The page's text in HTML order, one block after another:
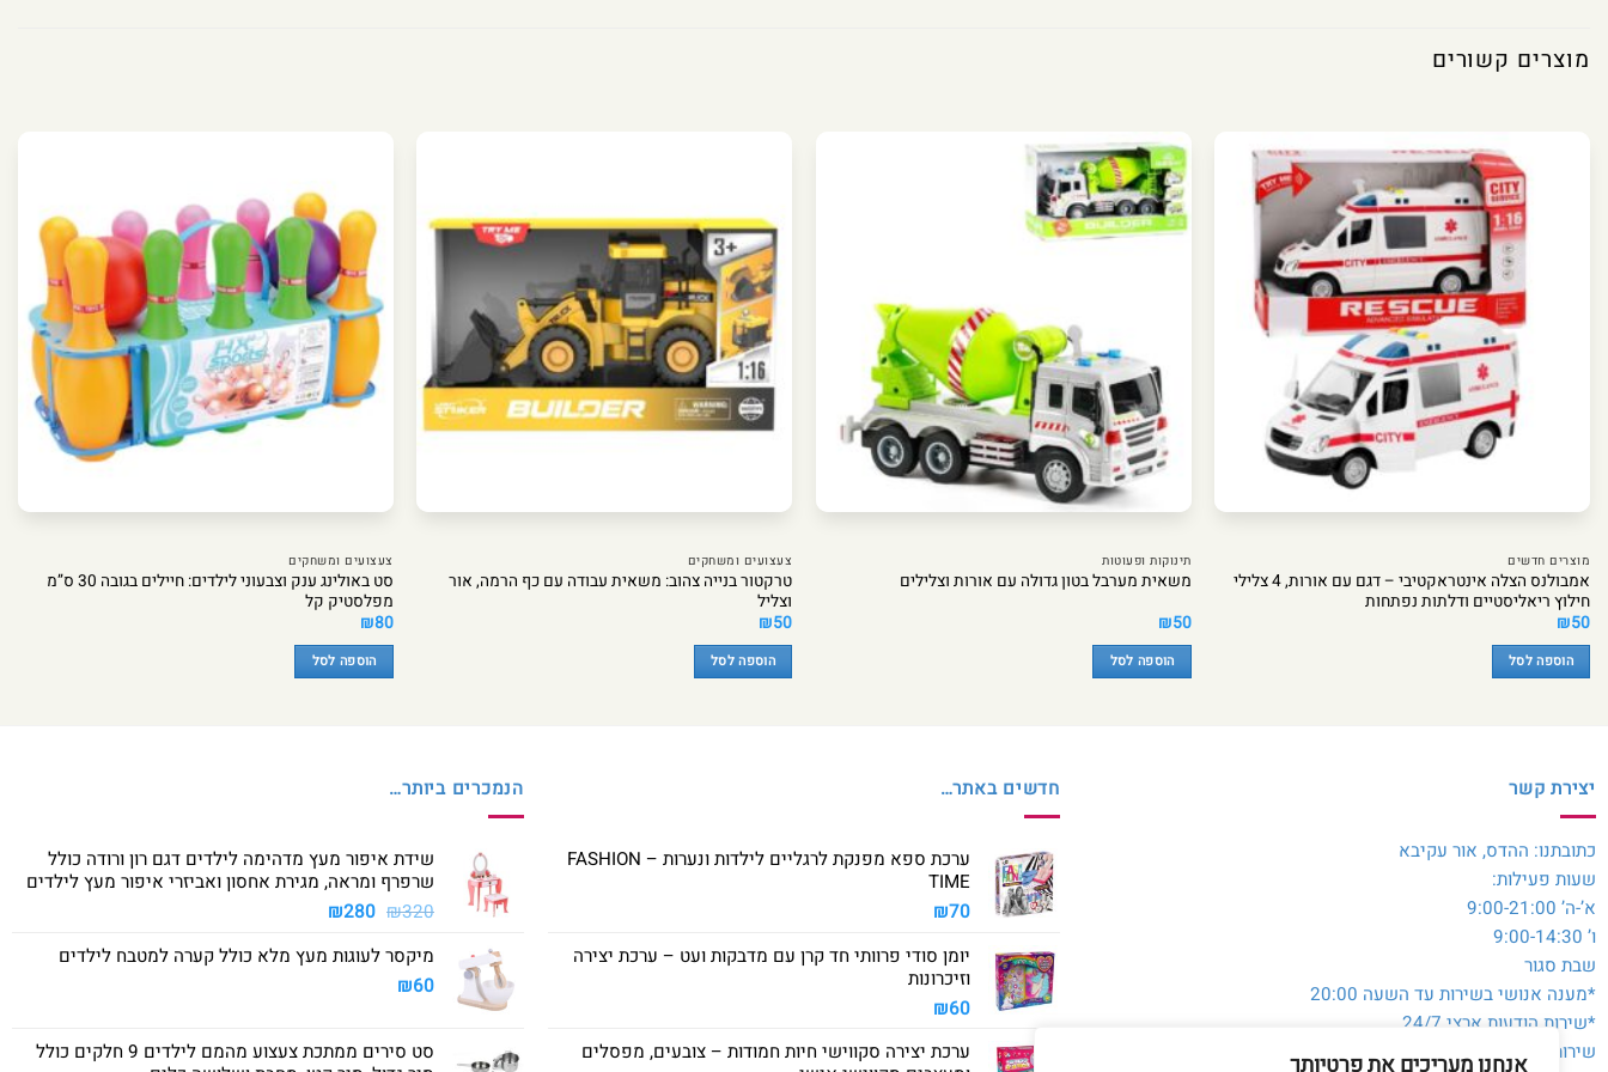
אנחנו מעריכים את פרטיותך
מוצרים קשורים
מוצרים חדשים
אמבולנס הצלה אינטראקטיבי – דגם עם אורות, 4 צלילי
חילוץ ריאליסטיים ודלתות נפתחות
₪50
הוספה לסל
תינוקות ופעוטות
משאית מערבל בטון גדולה עם אורות וצלילים
₪50
הוספה לסל
צעצועים ומשחקים
טרקטור בנייה צהוב: משאית עבודה עם כף הרמה, אור
וצליל
₪50
הוספה לסל
צעצועים ומשחקים
סט באולינג ענק וצבעוני לילדים: חיילים בגובה 30 ס”מ
מפלסטיק קל
₪80
הוספה לסל
יצירת קשר
כתובתנו: ההדס, אור עקיבא
שעות פעילות:
א’-ה’ 9:00-21:00
ו’ 9:00-14:30
שבת סגור
*מענה אנושי בשירות עד השעה 20:00
*שירות הודעות ארצי 24/7
שירות לקוחות והזמנות:054-3980564
חדשים באתר…
ערכת ספא מפנקת לרגליים לילדות ונערות – FASHION
TIME
₪70
יומן סודי פרוותי חד קרן עם מדבקות ועט – ערכת יצירה
וזיכרונות
₪60
ערכת יצירה סקווישי חיות חמודות – צובעים, מפסלים
הנמכרים ביותר…
שידת איפור מעץ מדהימה לילדים דגם רון ורודה כולל
שרפרף ומראה, מגירת אחסון ואביזרי איפור מעץ לילדים
₪320
המחיר
היה:
₪280 המחיר
הוא:
מיקסר לעוגות מעץ מלא כולל קערה למטבח לילדים
₪60
סט סירים ממתכת צעצוע מהמם לילדים 9 חלקים כולל